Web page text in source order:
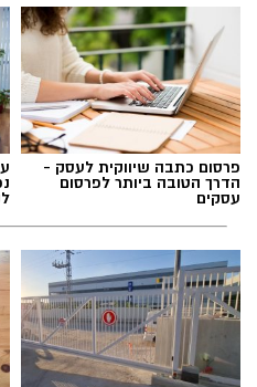
תגים:טיול
פרסום כתבה שיווקית לעסק -
הדרך הטובה ביותר לפרסום
עסקים